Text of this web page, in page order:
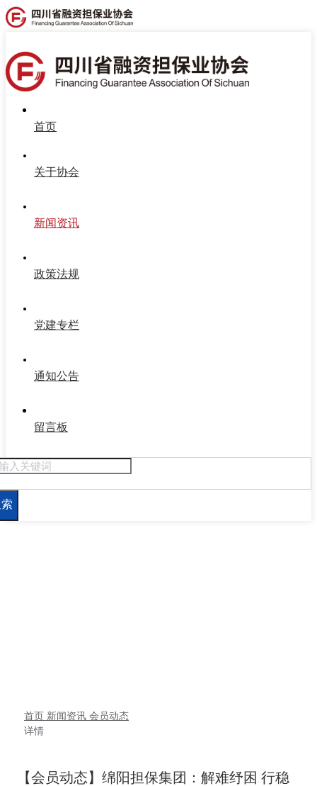
首页
关于协会
新闻资讯
政策法规
党建专栏
通知公告
留言板
首页 新闻资讯 会员动态
详情
【会员动态】绵阳担保集团：解难纾困 行稳